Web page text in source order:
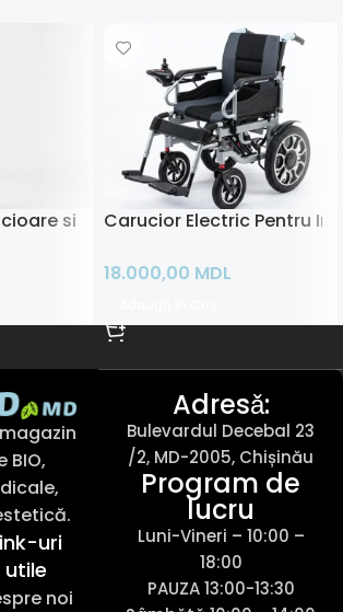
si luminaCarucior Electric Pentru
18.000,00 MDL
BIO,
uri
utile
noi
Adresǎ:
Bulevardul Decebal 23
/2, MD-2005, Chișinău
Program de
lucru
Luni-Vineri – 10:00 –
18:00
PAUZA 13:00-13:30